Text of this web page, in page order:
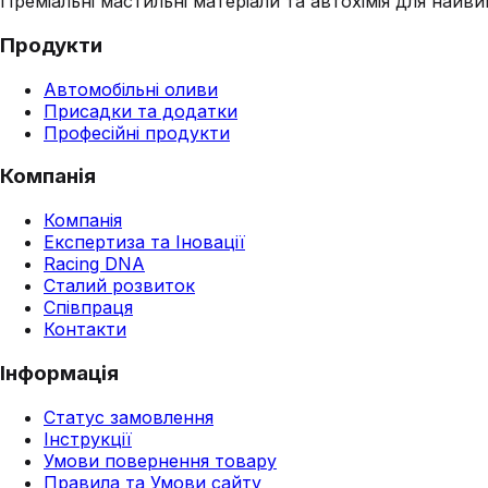
Продукти
Автомобільні оливи
Присадки та додатки
Професійні продукти
Компанія
Компанія
Експертиза та Іновації
Racing DNA
Сталий розвиток
Співпраця
Контакти
Інформація
Статус замовлення
Інструкції
Умови повернення товару
Правила та Умови сайту